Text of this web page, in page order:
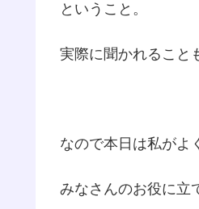
ということ。
実際に聞かれること
なので本日は私がよ
みなさんのお役に立